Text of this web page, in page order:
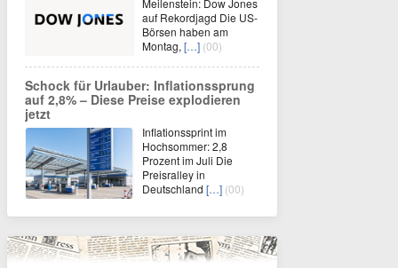
Meilenstein: Dow Jones
auf Rekordjagd Die US-
Börsen haben am
Montag, […] (00)
Schock für Urlauber: Inflationssprung
auf 2,8% – Diese Preise explodieren
jetzt
Inflationssprint im
Hochsommer: 2,8
Prozent im Juli Die
Preisralley in
Deutschland […] (00)